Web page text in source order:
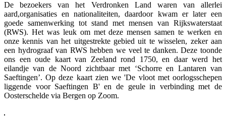
De bezoekers van het Verdronken Land waren van allerlei
aard,organisaties en nationaliteiten, daardoor kwam er later een
goede samenwerking tot stand met mensen van Rijkswaterstaat
(RWS). Het was leuk om met deze mensen samen te werken en
onze kennis van het uitgestrekte gebied uit te wisselen, zeker aan
een hydrograaf van RWS hebben we veel te danken. Deze toonde
ons een oude kaart van Zeeland rond 1750, en daar werd het
eilandje van de Noord zichtbaar met ‘Schorre en Lantaren van
Saeftingen’. Op deze kaart zien we 'De vloot met oorlogsschepen
liggende voor Saeftingen B' en de geule in verbinding met de
Oosterschelde via Bergen op Zoom.